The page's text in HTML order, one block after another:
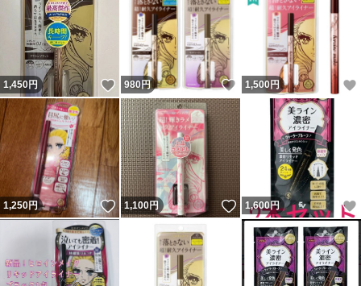
1,450円 いいね！
980円 いいね！
1,500円
1,250円 いいね！
1,100円 いいね！
1,600円